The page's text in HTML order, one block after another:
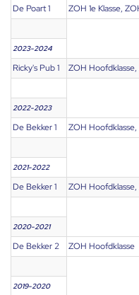
De Poart 1 ZOH 1e Klasse,
2023-2024
Ricky's Pub 1 ZOH
2022-2023
De Bekker 1 ZOH
2021-2022
De Bekker 1 ZOH
2020-2021
De Bekker 2 ZOH Hoofdklasse
2019-2020